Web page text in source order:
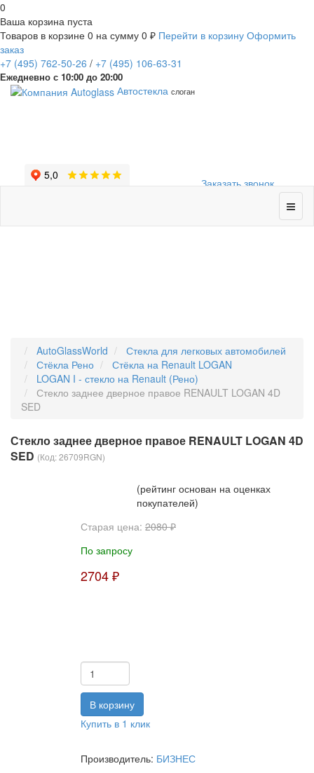
0
Ваша корзина пуста
Товаров в корзине 0 на сумму 0 ₽ Перейти в корзину Оформить
заказ
+7 (495) 762-50-26 / +7 (495) 106-63-31
Ежедневно с 10:00 до 20:00
Заказать звонок
Автостекла слоган
AutoGlassWorld
Стекла для легковых автомобилей
Стёкла Рено
Стёкла на Renault LOGAN
LOGAN I - стекло на Renault (Рено)
Стекло заднее дверное правое RENAULT LOGAN 4D
SED
Стекло заднее дверное правое RENAULT LOGAN 4D
SED (Код:26709RGN)
(рейтинг основан на оценках
покупателей)
Старая цена: 2080 ₽
По запросу
2704 ₽
Купить в 1 клик
Производитель: БИЗНЕС